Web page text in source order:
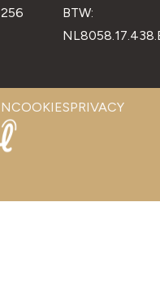
256
BTW:
COOKIESPRIVACY